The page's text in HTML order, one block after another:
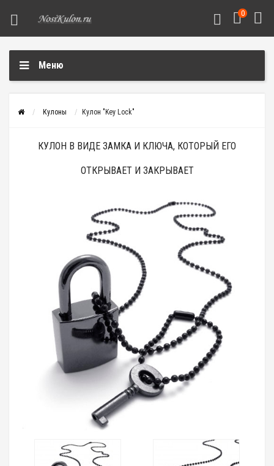
0
Меню
Кулоны Кулон "Key Lock"
КУЛОН В ВИДЕ ЗАМКА И КЛЮЧА, КОТОРЫЙ ЕГО
ОТКРЫВАЕТ И ЗАКРЫВАЕТ